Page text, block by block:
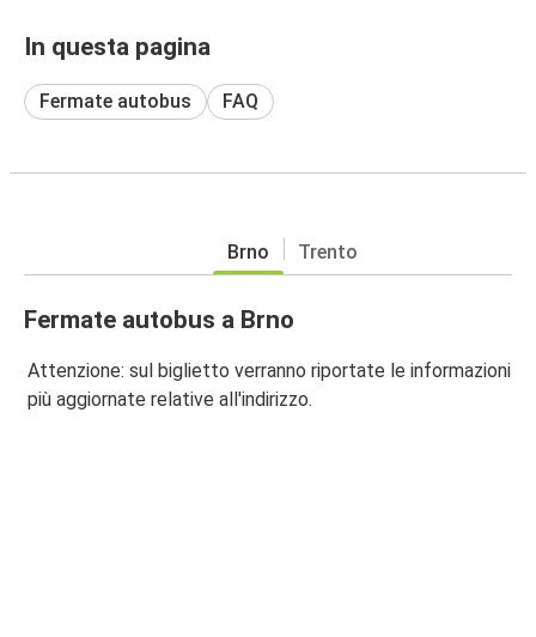
In questa pagina
Fermate autobus FAQ
Brno Trento
Fermate autobus a Brno
Attenzione: sul biglietto verranno riportate le informazioni
più aggiornate relative all'indirizzo.